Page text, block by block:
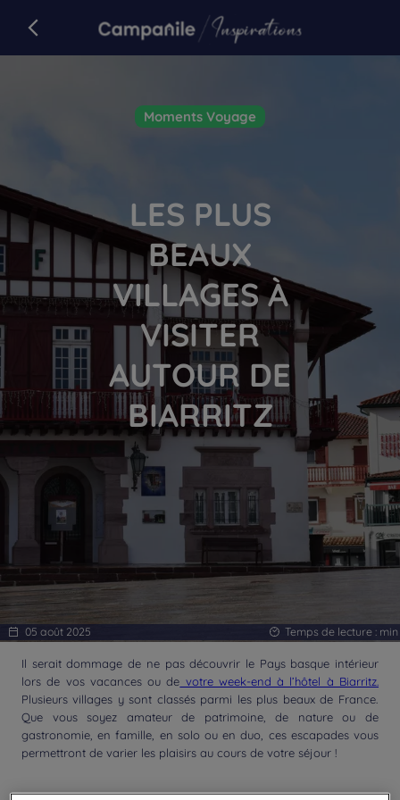
Campanileretour sur campanile.com
Moments Voyage
LES PLUS
BEAUX
VILLAGES À
VISITER
AUTOUR DE
BIARRITZ
Il serait dommage de ne pas découvrir le Pays basque intérieur
lors de vos vacances ou de votre week-end à l’hôtel à Biarritz.
Plusieurs villages y sont classés parmi les plus beaux de France.
Que vous soyez amateur de patrimoine, de nature ou de
gastronomie, en famille, en solo ou en duo, ces escapades vous
permettront de varier les plaisirs au cours de votre séjour !
05 août 2025 Temps de lecture : min